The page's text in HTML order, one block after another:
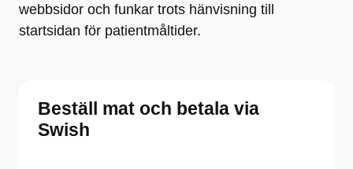
webbsidor och funkar trots hänvisning till
startsidan för patientmåltider.
Beställ mat och betala via
Swish